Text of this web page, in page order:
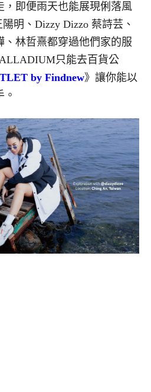
，即便雨天也能展現俐落風
明、Dizzy Dizzo 蔡詩芸、
、林哲熹都穿過他們家的服
只能去百貨公
by Findnew》讓你能以